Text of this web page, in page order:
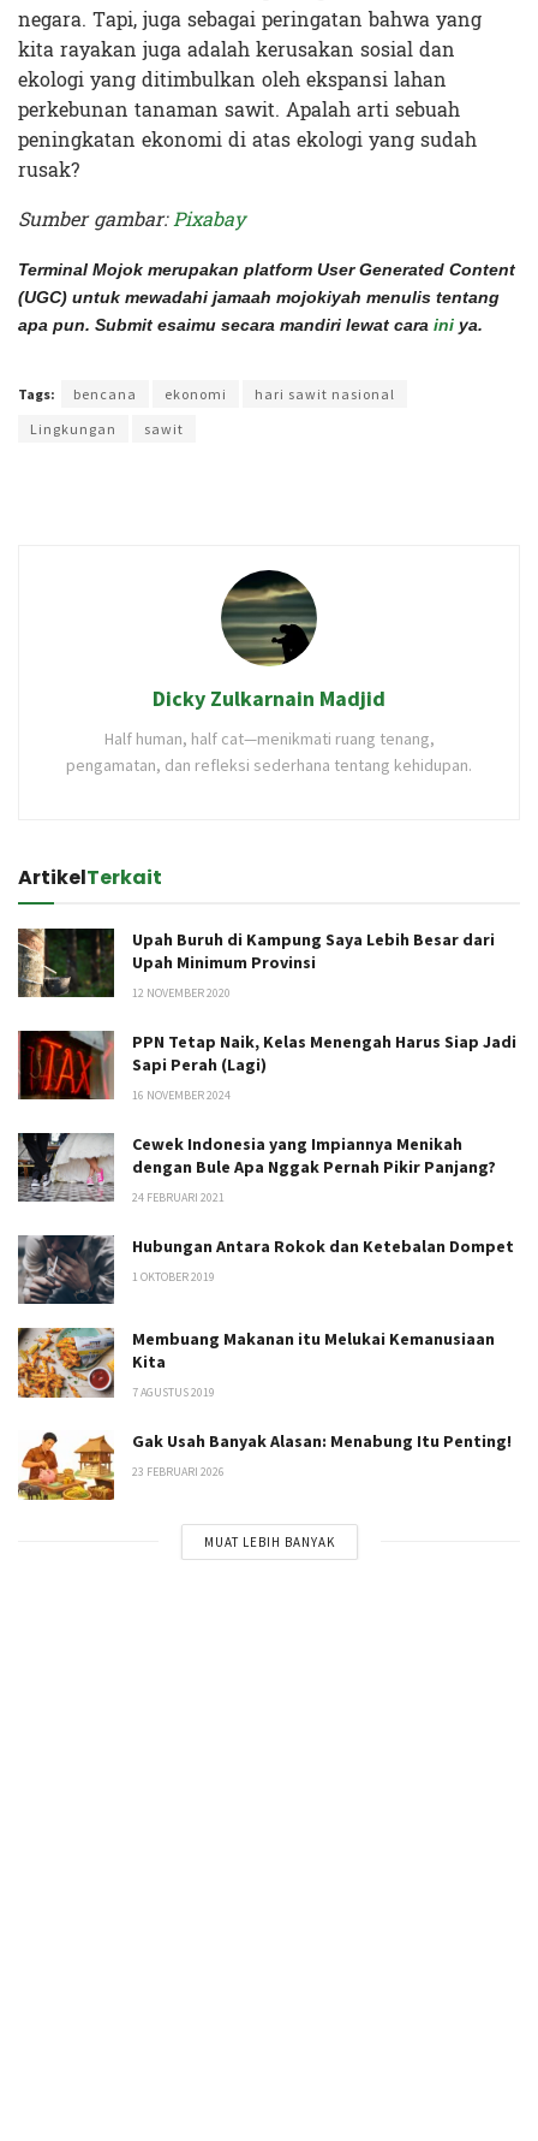
negara. Tapi, juga sebagai peringatan bahwa yang
kita rayakan juga adalah kerusakan sosial dan
ekologi yang ditimbulkan oleh ekspansi lahan
perkebunan tanaman sawit. Apalah arti sebuah
peningkatan ekonomi di atas ekologi yang sudah
rusak?
Sumber gambar:Pixabay
Terminal Mojok merupakan platform User Generated Content
(UGC) untuk mewadahi jamaah mojokiyah menulis tentang
apa pun. Submit esaimu secara mandiri lewat cara ini ya.
Tags: bencana ekonomi
hari sawit nasional
Lingkungan
sawit
Dicky Zulkarnain Madjid
Half human, half cat—menikmati ruang tenang,
pengamatan, dan refleksi sederhana tentang kehidupan.
ArtikelTerkait
Upah Buruh di Kampung Saya Lebih Besar dari
Upah Minimum Provinsi
12 NOVEMBER 2020
PPN Tetap Naik, Kelas Menengah Harus Siap Jadi
Sapi Perah (Lagi)
16 NOVEMBER 2024
Cewek Indonesia yang Impiannya Menikah
dengan Bule Apa Nggak Pernah Pikir Panjang?
24 FEBRUARI 2021
Hubungan Antara Rokok dan Ketebalan Dompet
1 OKTOBER 2019
Membuang Makanan itu Melukai Kemanusiaan
Kita
7 AGUSTUS 2019
Gak Usah Banyak Alasan: Menabung Itu Penting!
23 FEBRUARI 2026
MUAT LEBIH BANYAK